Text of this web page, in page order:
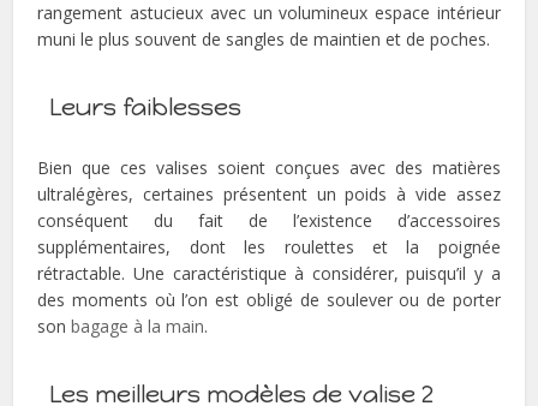
rangement astucieux avec un volumineux espace intérieur
muni le plus souvent de sangles de maintien et de poches.
Leurs faiblesses
Bien que ces valises soient conçues avec des matières
ultralégères, certaines présentent un poids à vide assez
conséquent du fait de l’existence d’accessoires
supplémentaires, dont les roulettes et la poignée
rétractable. Une caractéristique à considérer, puisqu’il y a
des moments où l’on est obligé de soulever ou de porter
sonbagage à la main.
Les meilleurs modèles de valise 2